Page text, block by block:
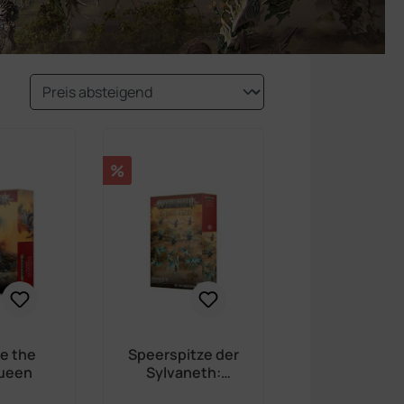
the
Rabatt
%
Speerspitze der
Sylvaneth: